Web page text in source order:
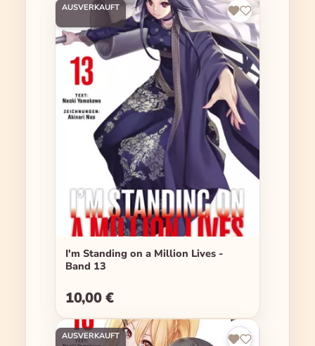
AUSVERKAUFT
I'm Standing on a Million Lives -
Band 13
Regulärer Preis:
10,00 €
AUSVERKAUFT